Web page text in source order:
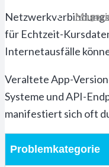
für Echtzeit-
Internetausfälle
Veraltete App-
Systeme und API-
manifestiert sich oft
Problemkategorie